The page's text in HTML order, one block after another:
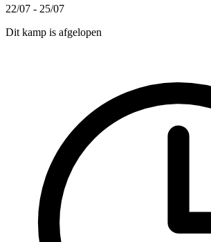
22/07 - 25/07
Dit kamp is afgelopen